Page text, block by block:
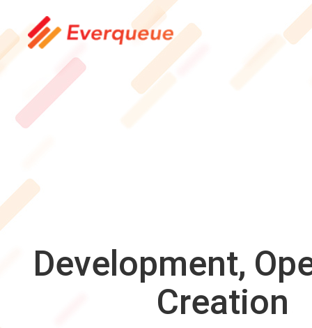
Development,
Creation